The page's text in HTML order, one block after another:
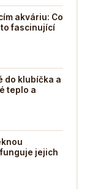
akváriu: Co
fascinující
do klubíčka a
teplo a
jejich